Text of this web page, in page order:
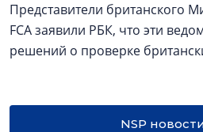
Представители британского
FCA заявили РБК, что эти
решений о проверке
NSP